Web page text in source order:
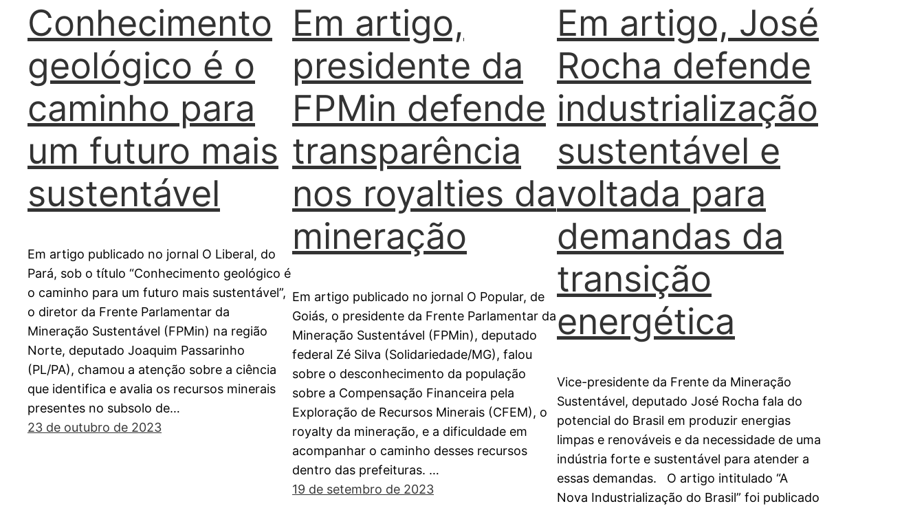
Conhecimento
geológico é o
caminho para
um futuro mais
sustentável
Em artigo publicado no jornal O Liberal, do
Pará, sob o título “Conhecimento geológico é
o caminho para um futuro mais sustentável”,
o diretor da Frente Parlamentar da
Mineração Sustentável (FPMin) na região
Norte, deputado Joaquim Passarinho
(PL/PA), chamou a atenção sobre a ciência
que identifica e avalia os recursos minerais
presentes no subsolo de…
23 de outubro de 2023
Em artigo,
presidente da
FPMin defende
transparência
nos royalties da
mineração
Em artigo publicado no jornal O Popular, de
Goiás, o presidente da Frente Parlamentar da
Mineração Sustentável (FPMin), deputado
federal Zé Silva (Solidariedade/MG), falou
sobre o desconhecimento da população
sobre a Compensação Financeira pela
Exploração de Recursos Minerais (CFEM), o
royalty da mineração, e a dificuldade em
acompanhar o caminho desses recursos
dentro das prefeituras. …
19 de setembro de 2023
Em artigo, José
Rocha defende
industrialização
sustentável e
voltada para
demandas da
transição
energética
Vice-presidente da Frente da Mineração
Sustentável, deputado José Rocha fala do
potencial do Brasil em produzir energias
limpas e renováveis e da necessidade de uma
indústria forte e sustentável para atender a
essas demandas. O artigo intitulado “A
Nova Industrialização do Brasil” foi publicado